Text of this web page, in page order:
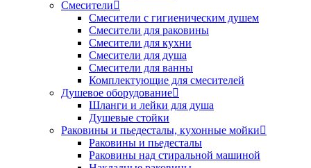
Смесители
Смесители с гигиеническим душем
Смесители для раковины
Смесители для кухни
Смесители для душа
Смесители для ванны
Комплектующие для смесителей
Душевое оборудование
Шланги и лейки для душа
Душевые стойки
Раковины и пьедесталы, кухонные мойки
Раковины и пьедесталы
Раковины над стиральной машиной